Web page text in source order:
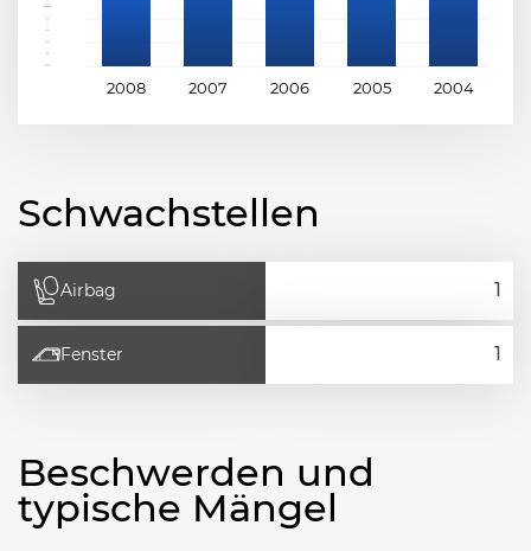
2008 2007 2006 2005 2004
Schwachstellen
Airbag
Fenster
Beschwerden und
typische Mängel